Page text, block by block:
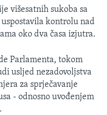
višesatnih sukoba sa
kontrolu nad
oko dva časa izjutra.
Parlamenta, tokom
usljed nezadovoljstva
za sprječavanje
- odnosno uvođenjem